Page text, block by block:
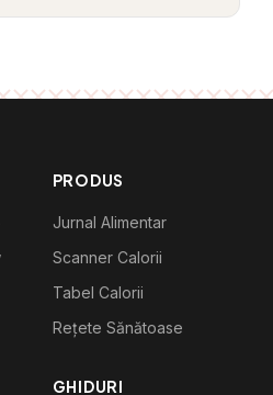
PRODUS
Jurnal Alimentar
Scanner Calorii
Tabel Calorii
Rețete Sănătoase
GHIDURI